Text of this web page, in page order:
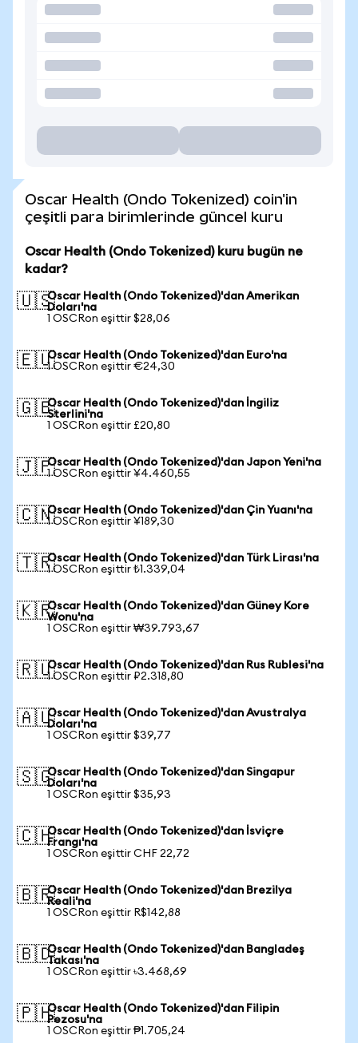
Oscar Health (Ondo Tokenized) coin'in
çeşitli para birimlerinde güncel kuru
Oscar Health (Ondo Tokenized) kuru bugün ne
kadar?
🇺🇸Oscar Health (Ondo Tokenized)'dan Amerikan
Doları'na
1 OSCRon eşittir $28,06
🇪🇺Oscar Health (Ondo Tokenized)'dan Euro'na
1 OSCRon eşittir €24,30
🇬🇧Oscar Health (Ondo Tokenized)'dan İngiliz
Sterlini'na
1 OSCRon eşittir £20,80
🇯🇵Oscar Health (Ondo Tokenized)'dan Japon Yeni'na
1 OSCRon eşittir ¥4.460,55
🇨🇳Oscar Health (Ondo Tokenized)'dan Çin Yuanı'na
1 OSCRon eşittir ¥189,30
🇹🇷Oscar Health (Ondo Tokenized)'dan Türk Lirası'na
1 OSCRon eşittir ₺1.339,04
🇰🇷Oscar Health (Ondo Tokenized)'dan Güney Kore
Wonu'na
1 OSCRon eşittir ₩39.793,67
🇷🇺Oscar Health (Ondo Tokenized)'dan Rus Rublesi'na
1 OSCRon eşittir ₽2.318,80
🇦🇺Oscar Health (Ondo Tokenized)'dan Avustralya
Doları'na
1 OSCRon eşittir $39,77
🇸🇬Oscar Health (Ondo Tokenized)'dan Singapur
Doları'na
1 OSCRon eşittir $35,93
🇨🇭Oscar Health (Ondo Tokenized)'dan İsviçre
Frangı'na
1 OSCRon eşittir CHF 22,72
🇧🇷Oscar Health (Ondo Tokenized)'dan Brezilya
Reali'na
1 OSCRon eşittir R$142,88
🇧🇩Oscar Health (Ondo Tokenized)'dan Bangladeş
Takası'na
1 OSCRon eşittir ৳3.468,69
🇵🇭Oscar Health (Ondo Tokenized)'dan Filipin
Pezosu'na
1 OSCRon eşittir ₱1.705,24